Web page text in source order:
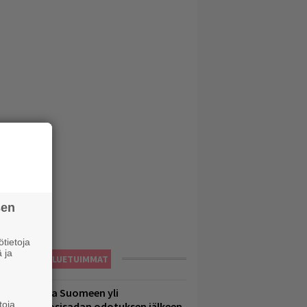
LUETUIMMAT
Weezer palaa Suomeen yli
ja